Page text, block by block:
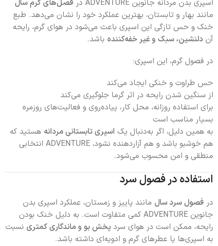
اسپری بدن مردانه جانوین ADVENTURE در
فصل‌های گرم سال
مانند بهار و تابستان، بهترین عملکرد خود را نشان می‌دهد. طبع
خنک و حس تازگی این اسپری باعث می‌شود در هوای گرم، رایحه
آن دلنشین، سبک و غیر خفه‌کننده باشد.
در فصول گرم، این اسپری:
حس طراوت و خنکی ایجاد می‌کند
از سنگین شدن رایحه در اثر گرما جلوگیری می‌کند
برای استفاده روزانه، محل کار، پیاده‌روی و فعالیت‌های روزمره
بسیار مناسب است
به همین دلیل، اگر به‌دنبال یک اسپری تابستانی مردانه هستید که
هم خوشبو باشد و هم آزاردهنده نشود، ADVENTURE انتخابی
منطقی و امن محسوب می‌شود.
استفاده در فصول سرد
در فصول سرد سال مانند پاییز و زمستان، عملکرد اسپری بدن
جانوین ADVENTURE کمی متفاوت است. به دلیل خنک بودن
رایحه، ممکن است در هوای سرد پخش بو و ماندگاری کمتری نسبت
به اسپری‌ها یا عطرهای گرم و ادویه‌ای داشته باشد.